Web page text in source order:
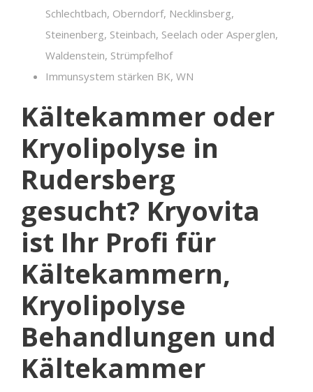
Schlechtbach, Oberndorf, Necklinsberg,
Steinenberg, Steinbach, Seelach oder Asperglen,
Waldenstein, Strümpfelhof
Immunsystem stärken BK, WN
Kältekammer oder
Kryolipolyse in
Rudersberg
gesucht? Kryovita
ist Ihr Profi für
Kältekammern,
Kryolipolyse
Behandlungen und
Kältekammer